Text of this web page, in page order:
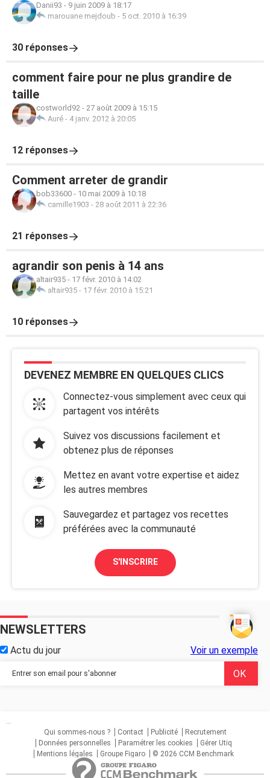
Danii93 - 9 juin 2009 à 18:17
marouane mejdoub - 5 oct. 2010 à 16:39
30 réponses
comment faire pour ne plus grandire de
taille
costworld92 - 27 août 2009 à 15:15
Auré - 4 janv. 2012 à 20:05
12 réponses
Comment arreter de grandir
bob33600 - 10 mai 2009 à 10:18
camille1903 - 28 août 2011 à 22:36
21 réponses
agrandir son penis à 14 ans
altair935 - 17 févr. 2010 à 14:02
altair935 - 17 févr. 2010 à 15:21
10 réponses
DEVENEZ MEMBRE EN QUELQUES CLICS
Connectez-vous simplement avec ceux qui
partagent vos intérêts
Suivez vos discussions facilement et
obtenez plus de réponses
Mettez en avant votre expertise et aidez
les autres membres
Sauvegardez et partagez vos recettes
préférées avec la communauté
S'INSCRIRE
NEWSLETTERS
Actu du jour Voir un exemple
...
Qui sommes-nous ?
Contact Publicité
Recrutement
Données personnelles
Paramétrer les cookies
Gérer Utiq
Mentions légales
Groupe Figaro © 2026 CCM Benchmark